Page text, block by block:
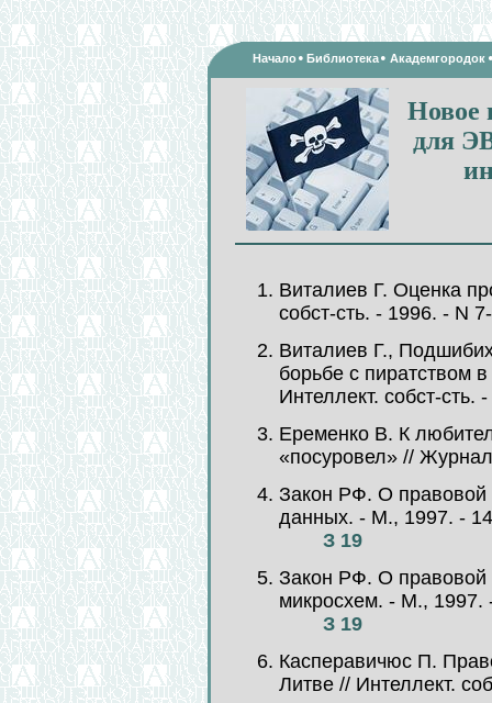
Начало• Библиотека • Академгородок
Новое
для
Виталиев Г. Оценка
собст-сть. - 1996. - N
Виталиев Г.,
борьбе с пиратством
Интеллект. собст-
Еременко В. К
«посуровел» //
Закон РФ. О
данных. - М., 1997. -
З 19
Закон РФ. О правовой
микросхем. - М., 1997.
З 19
Касперавичюс П.
Литве // Интеллект.